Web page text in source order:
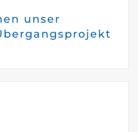
unser